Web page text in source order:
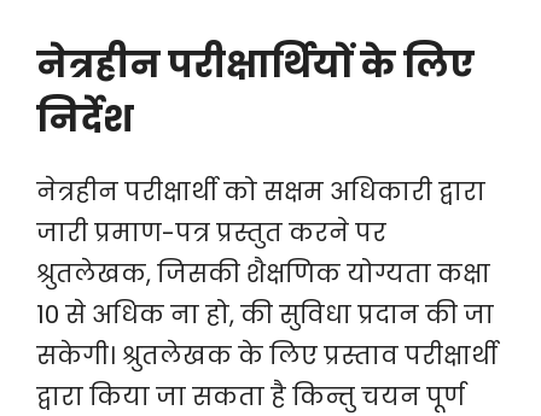
नेत्रहीन परीक्षार्थियों के लिए
निर्देश
नेत्रहीन परीक्षार्थी को सक्षम अधिकारी द्वारा
जारी प्रमाण-पत्र प्रस्तुत करने पर
श्रुतलेखक, जिसकी शैक्षणिक योग्यता कक्षा
10 से अधिक ना हो, की सुविधा प्रदान की जा
सकेगी। श्रुतलेखक के लिए प्रस्ताव परीक्षार्थी
द्वारा किया जा सकता है किन्तु चयन पूर्ण